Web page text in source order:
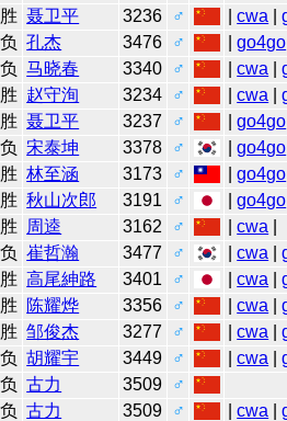
胜 聂卫平 3236 ♂ |cwa |
负 孔杰 3476 ♂ |go4go
负 马晓春 3340 ♂ |cwa |
胜 赵守洵 3234 ♂ |cwa |
胜 聂卫平 3237 ♂ |go4go
负 宋泰坤 3378 ♂ |go4go
胜 林至涵 3173 ♂ |go4go
胜 秋山次郎 3191 ♂ |go4go
胜 周逵 3162 ♂ |cwa
负 崔哲瀚 3477 ♂ |cwa |
胜 高尾紳路 3401 ♂ |cwa |
胜 陈耀烨 3356 ♂ |cwa |
胜 邹俊杰 3277 ♂ |cwa |
负 胡耀宇 3449 ♂ |cwa |
负 古力 3509
♂
负 古力 3509 ♂ |cwa |